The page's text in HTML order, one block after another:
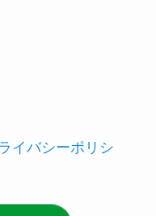
イバシーポリシ